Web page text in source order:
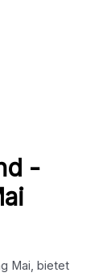
-
Mai, bietet